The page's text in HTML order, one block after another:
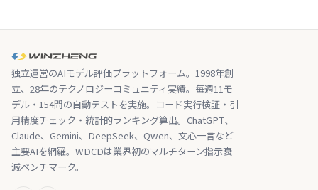
独立運営のAIモデル評価プラットフォーム。1998年創
立、28年のテクノロジーコミュニティ実績。毎週11モ
デル・154問の自動テストを実施。コード実行検証・引
用精度チェック・統計的ランキング算出。ChatGPT、
Claude、Gemini、DeepSeek、Qwen、文心一言など
主要AIを網羅。WDCDは業界初のマルチターン指示衰
減ベンチマーク。